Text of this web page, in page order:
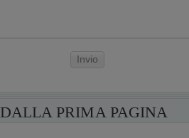
Invio
DALLA PRIMA PAGINA